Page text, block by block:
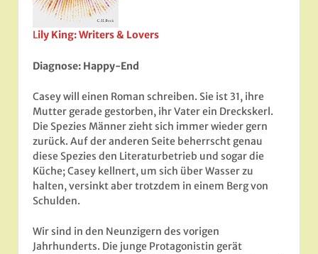
Lily King: Writers & Lovers
Diagnose: Happy-End
Casey will einen Roman schreiben. Sie ist 31, ihre
Mutter gerade gestorben, ihr Vater ein Dreckskerl.
Die Spezies Männer zieht sich immer wieder gern
zurück. Auf der anderen Seite beherrscht genau
diese Spezies den Literaturbetrieb und sogar die
Küche; Casey kellnert, um sich über Wasser zu
halten, versinkt aber trotzdem in einem Berg von
Schulden.
Wir sind in den Neunzigern des vorigen
Jahrhunderts. Die junge Protagonistin gerät